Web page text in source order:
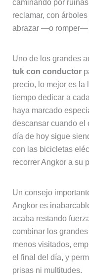
caminando por
reclamar, con
abrazar —o romper—
Uno de los grandes
tuk con conductor
precio, lo mejor es la
tiempo dedicar a
haya marcado
descansar cuando el
día de hoy sigue
con las bicicletas
recorrer Angkor a su
Un consejo
Angkor es
acaba restando
combinar los
menos visitados,
el final del día, y
prisas ni multitudes.